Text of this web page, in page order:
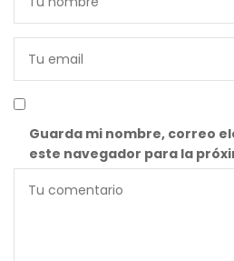
Guarda mi nombre, correo
este navegador para la